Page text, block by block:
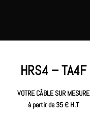
HRS4 – TA4F
VOTRE CÂBLE SUR MESURE
à partir de 35 € H.T